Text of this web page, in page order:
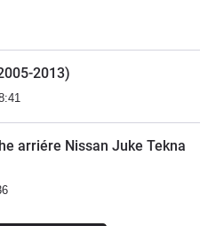
2013)
arriére Nissan Juke Tekna